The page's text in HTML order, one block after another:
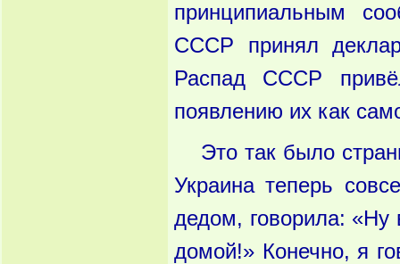
принципиальным
СССР принял
Распад СССР
появлению их как
Это так было
Украина теперь
дедом, говорила: «Ну
домой!» Конечно, я